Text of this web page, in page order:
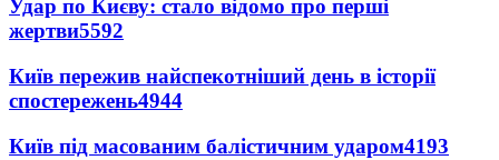
Удар по Києву: стало відомо про перші
жертви5592
Київ пережив найспекотніший день в історії
спостережень4944
Київ під масованим балістичним ударом4193